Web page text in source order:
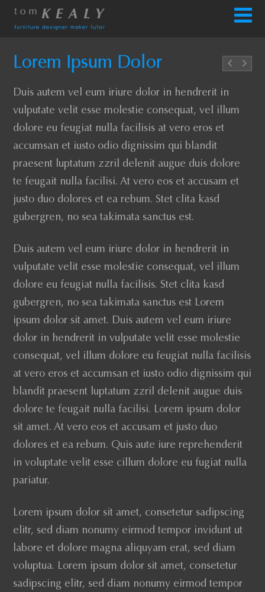
Lorem Ipsum Dolor
Duis autem vel eum iriure dolor in hendrerit in
vulputate velit esse molestie consequat, vel illum
dolore eu feugiat nulla facilisis at vero eros et
accumsan et iusto odio dignissim qui blandit
praesent luptatum zzril delenit augue duis dolore
te feugait nulla facilisi. At vero eos et accusam et
justo duo dolores et ea rebum. Stet clita kasd
gubergren, no sea takimata sanctus est.
Duis autem vel eum iriure dolor in hendrerit in
vulputate velit esse molestie consequat, vel illum
dolore eu feugiat nulla facilisis. Stet clita kasd
gubergren, no sea takimata sanctus est Lorem
ipsum dolor sit amet. Duis autem vel eum iriure
dolor in hendrerit in vulputate velit esse molestie
consequat, vel illum dolore eu feugiat nulla facilisis
at vero eros et accumsan et iusto odio dignissim qui
blandit praesent luptatum zzril delenit augue duis
dolore te feugait nulla facilisi. Lorem ipsum dolor
sit amet. At vero eos et accusam et justo duo
dolores et ea rebum. Quis aute iure reprehenderit
in voluptate velit esse cillum dolore eu fugiat nulla
pariatur.
Lorem ipsum dolor sit amet, consetetur sadipscing
elitr, sed diam nonumy eirmod tempor invidunt ut
labore et dolore magna aliquyam erat, sed diam
voluptua. Lorem ipsum dolor sit amet, consetetur
sadipscing elitr, sed diam nonumy eirmod tempor